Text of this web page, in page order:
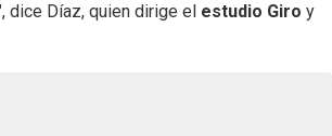
dice Díaz, quien dirige el estudio Giro y